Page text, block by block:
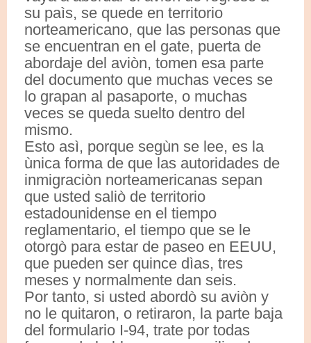
su paìs, se quede en territorio
norteamericano, que las personas que
se encuentran en el gate, puerta de
abordaje del aviòn, tomen esa parte
del documento que muchas veces se
lo grapan al pasaporte, o muchas
veces se queda suelto dentro del
mismo.
Esto asì, porque segùn se lee, es la
ùnica forma de que las autoridades de
inmigraciòn norteamericanas sepan
que usted saliò de territorio
estadounidense en el tiempo
reglamentario, el tiempo que se le
otorgò para estar de paseo en EEUU,
que pueden ser quince dìas, tres
meses y normalmente dan seis.
Por tanto, si usted abordò su aviòn y
no le quitaron, o retiraron, la parte baja
del formulario I-94, trate por todas